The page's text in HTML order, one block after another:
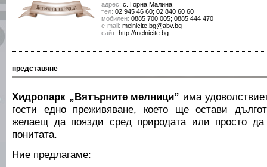
адрес: с. Горна Малина
тел: 02 945 46 60; 02 840 60 60
мобилен: 0885 700 005; 0885 444 470
е-mail: melnicite.bg@abv.bg
сайт: http://melnicite.bg
представяне
Хидропарк „Вятърните мелници” има
гости едно преживяване, което ще остави
желаещ да поязди сред природата или просто
понитата.
Ние предлагаме: